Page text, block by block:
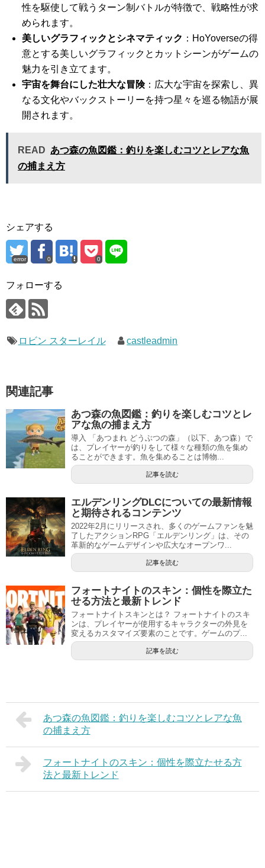
性を駆使して戦うターン制バトルが特徴で、戦略性が求
められます。
美しいグラフィックとシネマティック ：HoYoverseの得
意とする美しいグラフィックとカットシーンがゲームの
魅力を引き立てます。
宇宙を舞台にした壮大な冒険：広大な宇宙を探索し、異
なる文化やバックストーリーを持つ星々を巡る物語が展
開されます。
READ あつ森の魚図鑑：釣りを楽しむコツとレアな魚
の捕まえ方
シェアする
error 0 0
フォローする
ロビン スターレイル castleadmin
関連記事
あつ森の魚図鑑：釣りを楽しむコツとレ
アな魚の捕まえ方
導入 「あつまれ どうぶつの森」（以下、あつ森）で
は、プレイヤーが釣りをして様々な種類の魚を集め
ることができます。魚を集めることは博物...
記事を読む
エルデンリングDLCについての最新情報
と期待されるコンテンツ
2022年2月にリリースされ、多くのゲームファンを魅
了したアクションRPG「エルデンリング」は、その
革新的なゲームデザインや広大なオープンワ...
記事を読む
フォートナイトのスキン：個性を際立た
せる方法と最新トレンド
フォートナイトスキンとは？ フォートナイトのスキ
ンは、プレイヤーが使用するキャラクターの外見を
変えるカスタマイズ要素のことです。ゲームのプ...
記事を読む
あつ森の魚図鑑：釣りを楽しむコツとレアな魚
の捕まえ方
フォートナイトのスキン：個性を際立たせる方
法と最新トレンド